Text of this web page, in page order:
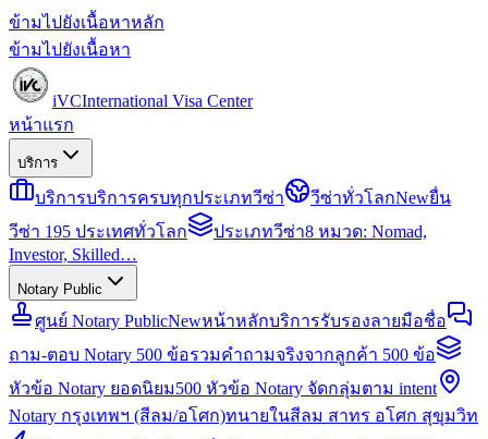
ข้ามไปยังเนื้อหาหลัก
ข้ามไปยังเนื้อหา
iVCInternational Visa Center
หน้าแรก
บริการ
บริการบริการครบทุกประเภทวีซ่า วีซ่าทั่วโลกNewยื่น
วีซ่า 195 ประเทศทั่วโลก
ประเภทวีซ่า8 หมวด: Nomad,
Investor, Skilled…
Notary Public
ศูนย์ Notary PublicNewหน้าหลักบริการรับรองลายมือชื่อ
ถาม-ตอบ Notary 500 ข้อรวมคำถามจริงจากลูกค้า 500 ข้อ
หัวข้อ Notary ยอดนิยม500 หัวข้อ Notary จัดกลุ่มตาม intent
Notary กรุงเทพฯ (สีลม/อโศก)ทนายในสีลม สาทร อโศก สุขุมวิท